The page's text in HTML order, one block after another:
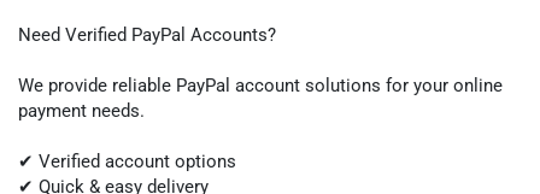
Need Verified PayPal Accounts?
We provide reliable PayPal account solutions for your online
payment needs.
✔ Verified account options
✔ Quick & easy delivery